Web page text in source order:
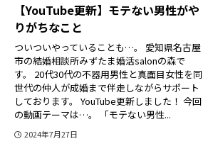
【YouTube更新】モテない男性がや
りがちなこと
ついついやっていることも…。 愛知県名古屋
市の結婚相談所みずたま婚活salonの森で
す。 20代30代の不器用男性と真面目女性を同
世代の仲人が成婚まで伴走しながらサポート
しております。 YouTube更新しました！ 今回
の動画テーマは…。 「モテない男性...
2024年7月27日